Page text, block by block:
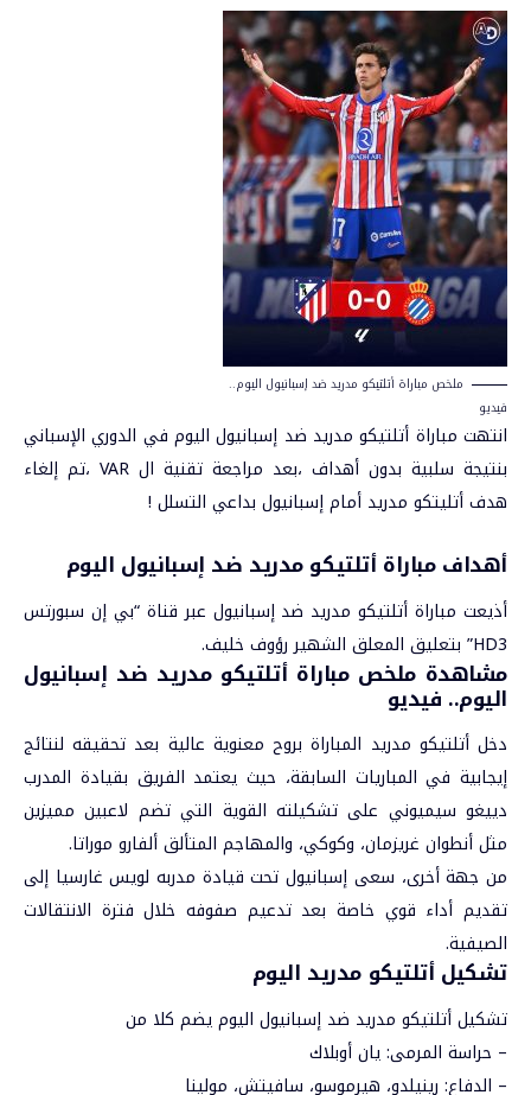
ملخص مباراة أتلتيكو مدريد ضد إسبانيول اليوم..
فيديو
انتهت مباراة أتلتيكو مدريد ضد إسبانيول اليوم في الدوري الإسباني
بنتيجة سلبية بدون أهداف ،بعد مراجعة تقنية ال VAR ،
تم إلغاء
هدف أتليتكو مدريد أمام إسبانيول بداعي التسلل !
أهداف مباراة أتلتيكو مدريد ضد إسبانيول اليوم
أذيعت مباراة أتلتيكو مدريد ضد إسبانيول عبر قناة “بي إن سبورتس
HD3” بتعليق المعلق الشهير رؤوف خليف.
مشاهدة ملخص مباراة أتلتيكو مدريد ضد إسبانيول
اليوم.. فيديو
دخل أتلتيكو مدريد المباراة بروح معنوية عالية بعد تحقيقه لنتائج
إيجابية في المباريات السابقة، حيث يعتمد الفريق بقيادة المدرب
دييغو سيميوني على تشكيلته القوية التي تضم لاعبين مميزين
مثل أنطوان غريزمان، وكوكي، والمهاجم المتألق ألفارو موراتا.
من جهة أخرى، سعى إسبانيول تحت قيادة مدربه لويس غارسيا إلى
تقديم أداء قوي خاصة بعد تدعيم صفوفه خلال فترة الانتقالات
الصيفية.
تشكيل أتلتيكو مدريد اليوم
تشكيل أتلتيكو مدريد ضد إسبانيول اليوم يضم كلا من
– حراسة المرمى: يان أوبلاك
– الدفاع: رينيلدو، هيرموسو، سافيتش، مولينا